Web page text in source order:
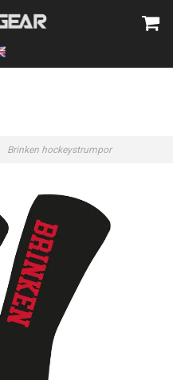
Brinken hockeystrumpor